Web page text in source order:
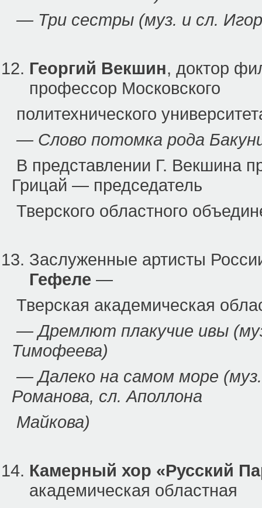
— Три сестры (муз. и сл.
Георгий Векшин, доктор
профессор Московского
политехнического
— Слово потомка рода
В представлении Г. Векшина
Грицай — председатель
Тверского областного
Заслуженные артисты
Гефеле —
Тверская академическая
— Дремлют плакучие ивы
Тимофеева)
— Далеко на самом море
Романова, сл. Аполлона
Майкова)
Камерный хор «Русский
академическая областная